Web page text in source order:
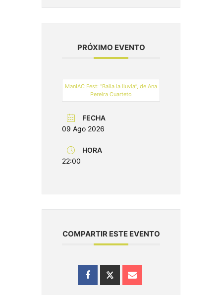
PRÓXIMO EVENTO
ManIAC Fest: “Baila la lluvia”, de Ana
Pereira Cuarteto
FECHA
09 Ago 2026
HORA
22:00
COMPARTIR ESTE EVENTO